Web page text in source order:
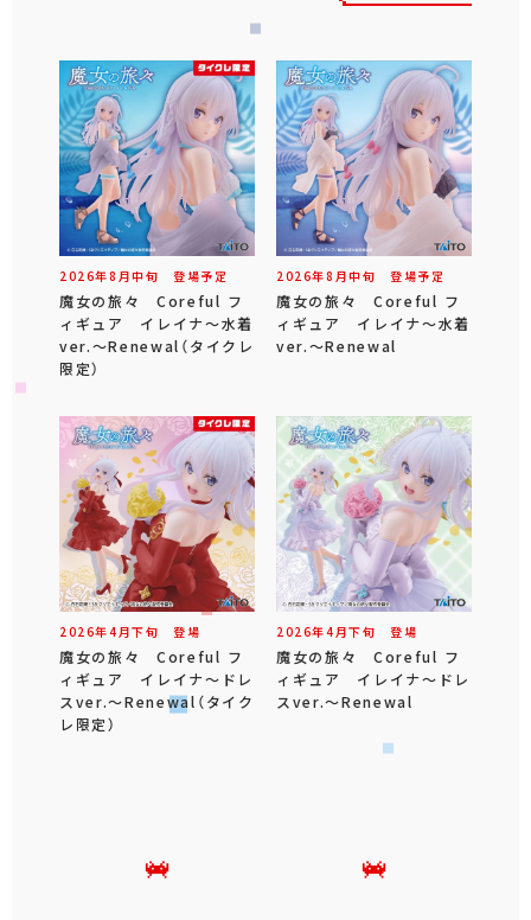
2026年8 月中旬 登場予定
魔女の旅々 Coreful フ
ィギュア イレイナ～水着
ver.～Renewal（タイクレ
限定）
2026年8 月中旬 登場予定
魔女の旅々 Coreful フ
ィギュア イレイナ～水着
ver.～Renewal
2026年4 月下旬 登場
魔女の旅々 Coreful フ
ィギュア イレイナ～ドレ
スver.～Renewal（タイク
レ限定）
2026年4 月下旬 登場
魔女の旅々 Coreful フ
ィギュア イレイナ～ドレ
スver.～Renewal